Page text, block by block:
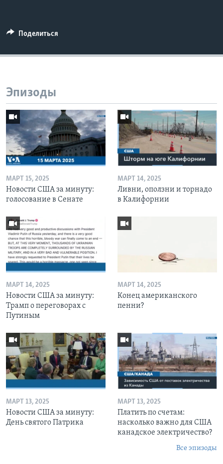
Поделиться
Эпизоды
МАРТ 15, 2025
Новости США за минуту:
голосование в Сенате
МАРТ 14, 2025
Ливни, оползни и торнадо
в Калифорнии
МАРТ 14, 2025
Новости США за минуту:
Трамп о переговорах с
Путиным
МАРТ 14, 2025
Конец американского
пенни?
МАРТ 13, 2025
Новости США за минуту:
День святого Патрика
МАРТ 13, 2025
Платить по счетам:
насколько важно для США
канадское электричество?
Все эпизоды